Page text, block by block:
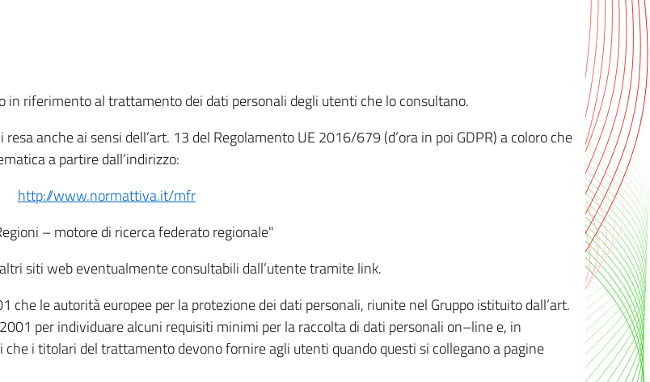
in riferimento al trattamento dei dati personali degli utenti che lo consultano.
anche ai sensi dell’art. 13 del Regolamento UE 2016/679 (d’ora in poi GDPR) a coloro che
a partire dall’indirizzo:
http://www.normattiva.it/mfr
– motore di ricerca federato regionale"
siti web eventualmente consultabili dall’utente tramite link.
che le autorità europee per la protezione dei dati personali, riunite nel Gruppo istituito dall’art.
per individuare alcuni requisiti minimi per la raccolta di dati personali on–line e, in
i titolari del trattamento devono fornire agli utenti quando questi si collegano a pagine